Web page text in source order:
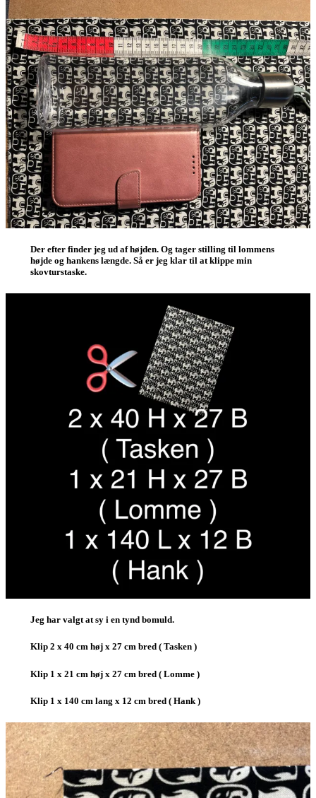
Der efter finder jeg ud af højden. Og tager stilling til lommens
højde og hankens længde. Så er jeg klar til at klippe min
skovturstaske.
Jeg har valgt at sy i en tynd bomuld.
Klip 2 x 40 cm høj x 27 cm bred ( Tasken )
Klip 1 x 21 cm høj x 27 cm bred ( Lomme )
Klip 1 x 140 cm lang x 12 cm bred ( Hank )